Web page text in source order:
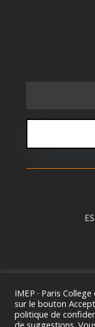
IMEP · Paris
sur le bouton
politique de
de suggestions.